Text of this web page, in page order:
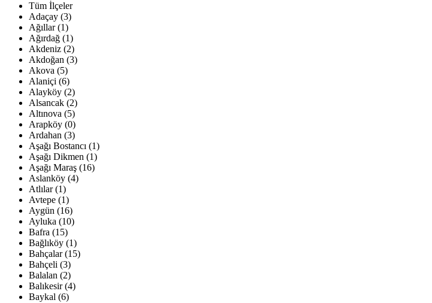
Tüm İlçeler
Adaçay (3)
Ağıllar (1)
Ağırdağ (1)
Akdeniz (2)
Akdoğan (3)
Akova (5)
Alaniçi (6)
Alayköy (2)
Alsancak (2)
Altınova (5)
Arapköy (0)
Ardahan (3)
Aşağı Bostancı (1)
Aşağı Dikmen (1)
Aşağı Maraş (16)
Aslanköy (4)
Atlılar (1)
Avtepe (1)
Aygün (16)
Ayluka (10)
Bafra (15)
Bağlıköy (1)
Bahçalar (15)
Bahçeli (3)
Balalan (2)
Balıkesir (4)
Baykal (6)